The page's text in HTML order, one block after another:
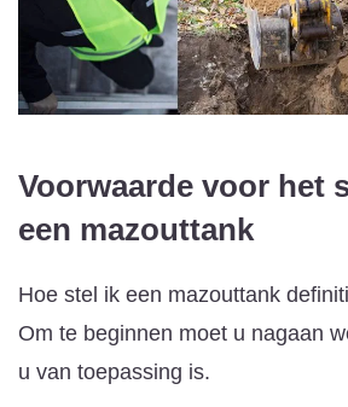
Voorwaarde voor het
een mazouttank
Hoe stel ik een mazouttank
Om te beginnen moet u nagaan
u van toepassing is.